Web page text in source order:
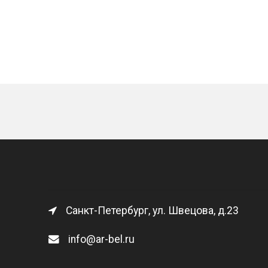
Санкт-Петербург, ул. Швецова, д.23
info@ar-bel.ru